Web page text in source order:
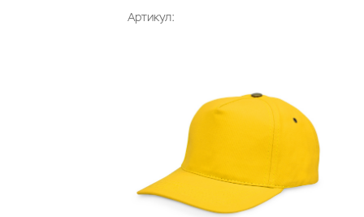
Артикул: